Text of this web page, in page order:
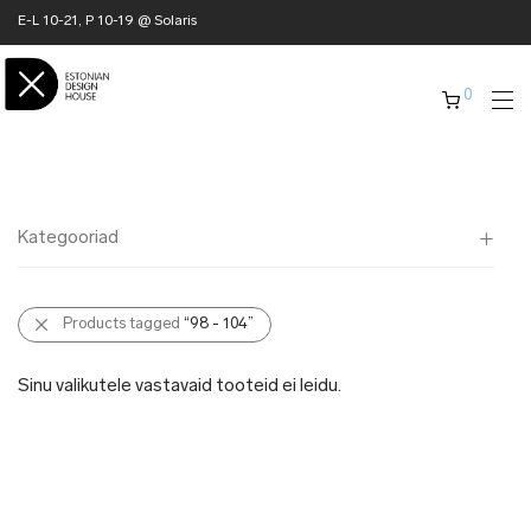
E-L 10-21, P 10-19 @ Solaris
0
Kategooriad
Kõik
✖ KODU
Products tagged “98 - 104”
Sinu valikutele vastavaid tooteid ei leidu.